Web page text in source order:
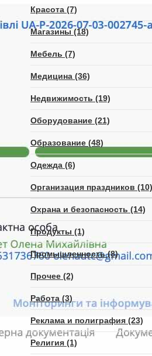
Красота (7)
Магазины (18)
Мебель (7)
Медицина (36)
Недвижимость (19)
Оборудование (21)
Образование (48)
Одежда (6)
Организация праздников (10)
Охрана и безопасность (14)
Продукты (1)
Промышленность (8)
Прочее (2)
Работа (3)
Реклама и полиграфия (23)
Религия (1)